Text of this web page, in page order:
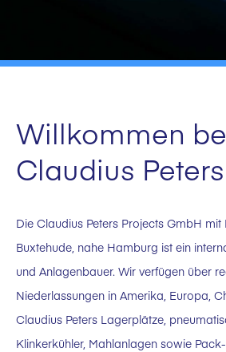
Willkommen
Claudius Peters
Die Claudius Peters Projects GmbH mit
Buxtehude, nahe Hamburg ist ein
und Anlagenbauer. Wir verfügen über
Niederlassungen in Amerika, Europa,
Claudius Peters Lagerplätze,
Klinkerkühler, Mahlanlagen sowie